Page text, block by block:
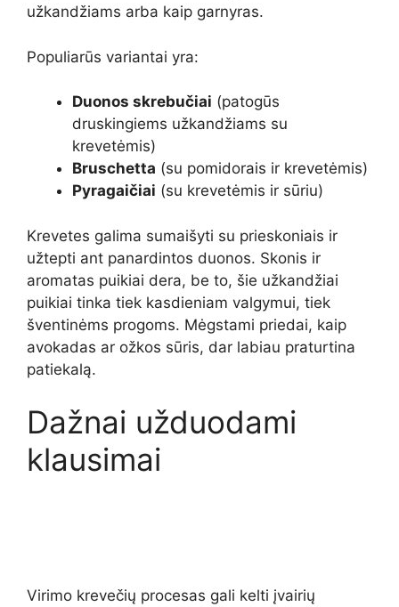
užkandžiams arba kaip garnyras.
Populiarūs variantai yra:
Duonos skrebučiai (patogūs
druskingiems užkandžiams su
krevetėmis)
Bruschetta (su pomidorais ir krevetėmis)
Pyragaičiai (su krevetėmis ir sūriu)
Krevetes galima sumaišyti su prieskoniais ir
užtepti ant panardintos duonos. Skonis ir
aromatas puikiai dera, be to, šie užkandžiai
puikiai tinka tiek kasdieniam valgymui, tiek
šventinėms progoms. Mėgstami priedai, kaip
avokadas ar ožkos sūris, dar labiau praturtina
patiekalą.
Dažnai užduodami
klausimai
Virimo krevečių procesas gali kelti įvairių